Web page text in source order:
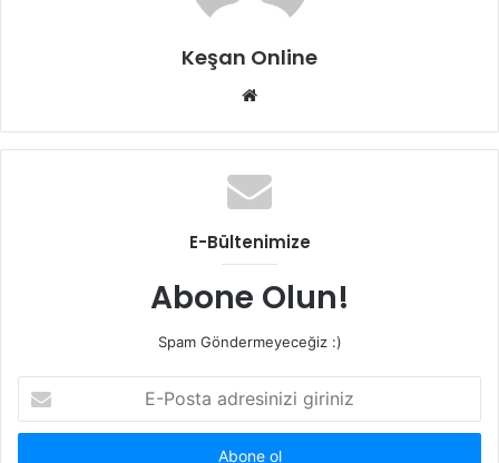
Keşan Online
Web
E-Bültenimize
Abone Olun!
Spam Göndermeyeceğiz :)
Posta
adresinizi